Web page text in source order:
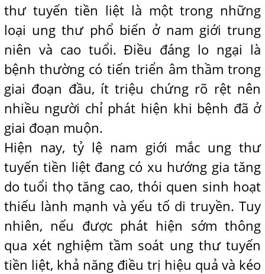
thư tuyến tiền liệt là một trong những
loại ung thư phổ biến ở nam giới trung
niên và cao tuổi. Điều đáng lo ngại là
bệnh thường có tiến triển âm thầm trong
giai đoạn đầu, ít triệu chứng rõ rệt nên
nhiều người chỉ phát hiện khi bệnh đã ở
giai đoạn muộn.
Hiện nay, tỷ lệ nam giới mắc ung thư
tuyến tiền liệt đang có xu hướng gia tăng
do tuổi thọ tăng cao, thói quen sinh hoạt
thiếu lành mạnh và yếu tố di truyền. Tuy
nhiên, nếu được phát hiện sớm thông
qua xét nghiệm tầm soát ung thư tuyến
tiền liệt, khả năng điều trị hiệu quả và kéo